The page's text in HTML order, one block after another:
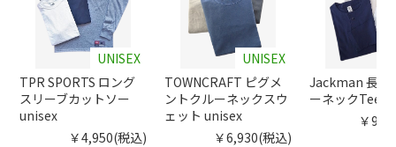
UNISEX
TPR SPORTS ロング
スリーブカットソー
unisex
￥4,950(税込)
UNISEX
TOWNCRAFT ピグメ
ントクルーネックスウ
ェット unisex
￥6,930(税込)
Jackman 長袖
ーネックTee
￥